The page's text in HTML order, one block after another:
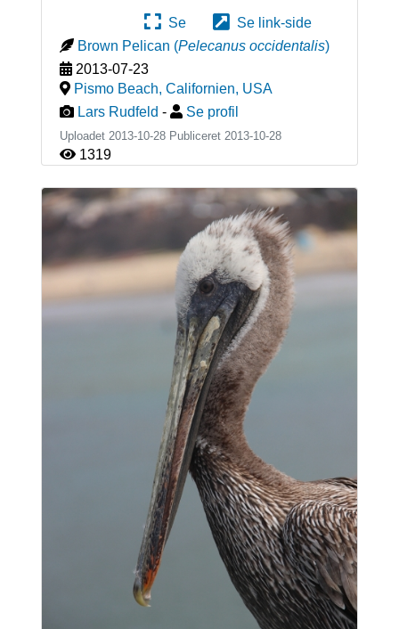
Se
Se link-side
Brown Pelican (Pelecanus occidentalis)
2013-07-23
Pismo Beach, Californien, USA
Lars Rudfeld - Se profil
Uploadet 2013-10-28 Publiceret 2013-10-28
1319